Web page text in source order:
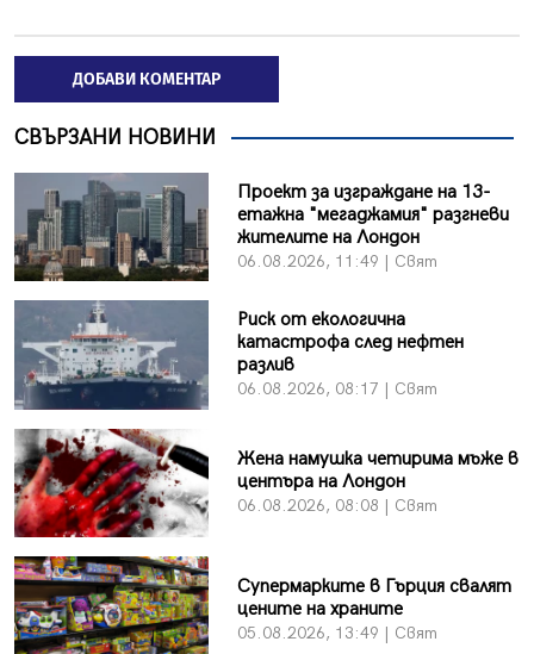
ДОБАВИ КОМЕНТАР
СВЪРЗАНИ НОВИНИ
Проект за изграждане на 13-
етажна "мегаджамия" разгневи
жителите на Лондон
06.08.2026, 11:49 | Свят
Риск от екологична
катастрофа след нефтен
разлив
06.08.2026, 08:17 | Свят
Жена намушка четирима мъже в
центъра на Лондон
06.08.2026, 08:08 | Свят
Супермарките в Гърция свалят
цените на храните
05.08.2026, 13:49 | Свят